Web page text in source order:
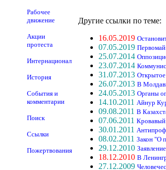
Рабочее
движение
Акции
протеста
Интернационал
История
События и
комментарии
Поиск
Ссылки
Пожертвования
Другие ссылки по теме:
16.05.2019
07.05.2019 Первомай
25.07.2014
23.07.2014
31.07.2013
26.07.2013 В
24.05.2013 Органы
14.10.2011 Айнур
09.08.2011 В
07.06.2011 Кровавый
30.01.2011
08.02.2011 Закон "О
29.12.2010
18.12.2010 В
27.12.2009